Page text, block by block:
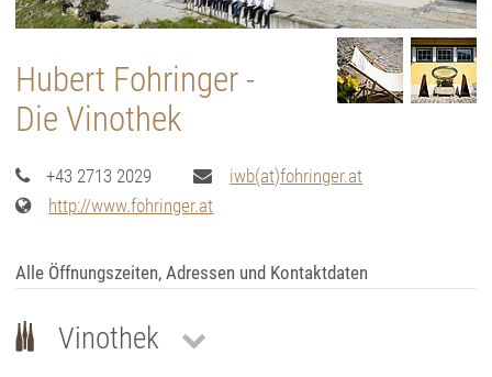
Hubert Fohringer -
Die Vinothek
+43 2713 2029
iwb(at)fohringer.at
http://www.fohringer.at
Alle Öffnungszeiten, Adressen und Kontaktdaten
Vinothek